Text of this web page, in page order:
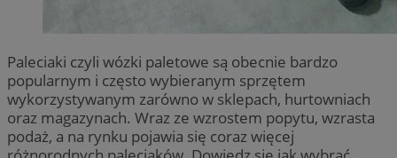
Paleciaki czyli wózki paletowe są obecnie bardzo
popularnym i często wybieranym sprzętem
wykorzystywanym zarówno w sklepach, hurtowniach
oraz magazynach. Wraz ze wzrostem popytu, wzrasta
podaż, a na rynku pojawia się coraz więcej